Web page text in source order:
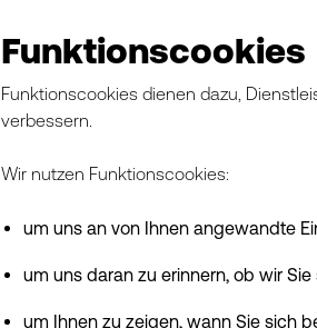
Funktionscookies
Funktionscookies dienen dazu,
verbessern.
Wir nutzen Funktionscookies:
um uns an von Ihnen angewandte
um uns daran zu erinnern, ob wir
um Ihnen zu zeigen, wann Sie sich